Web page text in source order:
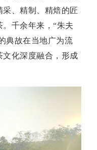
采、精制、精焙的匠
千余年来，“朱夫
典故在当地广为流
化深度融合，形成